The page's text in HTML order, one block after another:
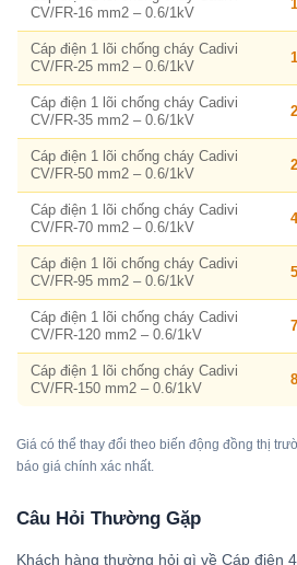
CV/FR-16 mm2 – 0.6/1kV
Cáp điện 1 lõi chống cháy Cadivi
CV/FR-25 mm2 – 0.6/1kV
Cáp điện 1 lõi chống cháy Cadivi
CV/FR-35 mm2 – 0.6/1kV
Cáp điện 1 lõi chống cháy Cadivi
CV/FR-50 mm2 – 0.6/1kV
Cáp điện 1 lõi chống cháy Cadivi
CV/FR-70 mm2 – 0.6/1kV
Cáp điện 1 lõi chống cháy Cadivi
CV/FR-95 mm2 – 0.6/1kV
Cáp điện 1 lõi chống cháy Cadivi
CV/FR-120 mm2 – 0.6/1kV
Cáp điện 1 lõi chống cháy Cadivi
CV/FR-150 mm2 – 0.6/1kV
Giá có thể thay đổi theo biến động đồng thị
báo giá chính xác nhất.
Câu Hỏi Thường Gặp
Khách hàng thường hỏi gì về Cáp điện